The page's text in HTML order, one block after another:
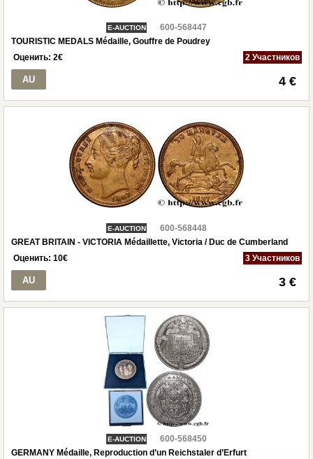
E-AUCTION
600-568447
TOURISTIC MEDALS Médaille, Gouffre de Poudrey
Оценить: 2€ 2 Участников
AU 4 €
E-AUCTION
600-568448
GREAT BRITAIN - VICTORIA Médaillette, Victoria / Duc de Cumberland
Оценить: 10€ 3 Участников
AU 3 €
E-AUCTION
600-568450
GERMANY Médaille, Reproduction d’un Reichstaler d’Erfurt